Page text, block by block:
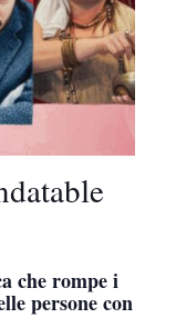
che rompe i
persone con